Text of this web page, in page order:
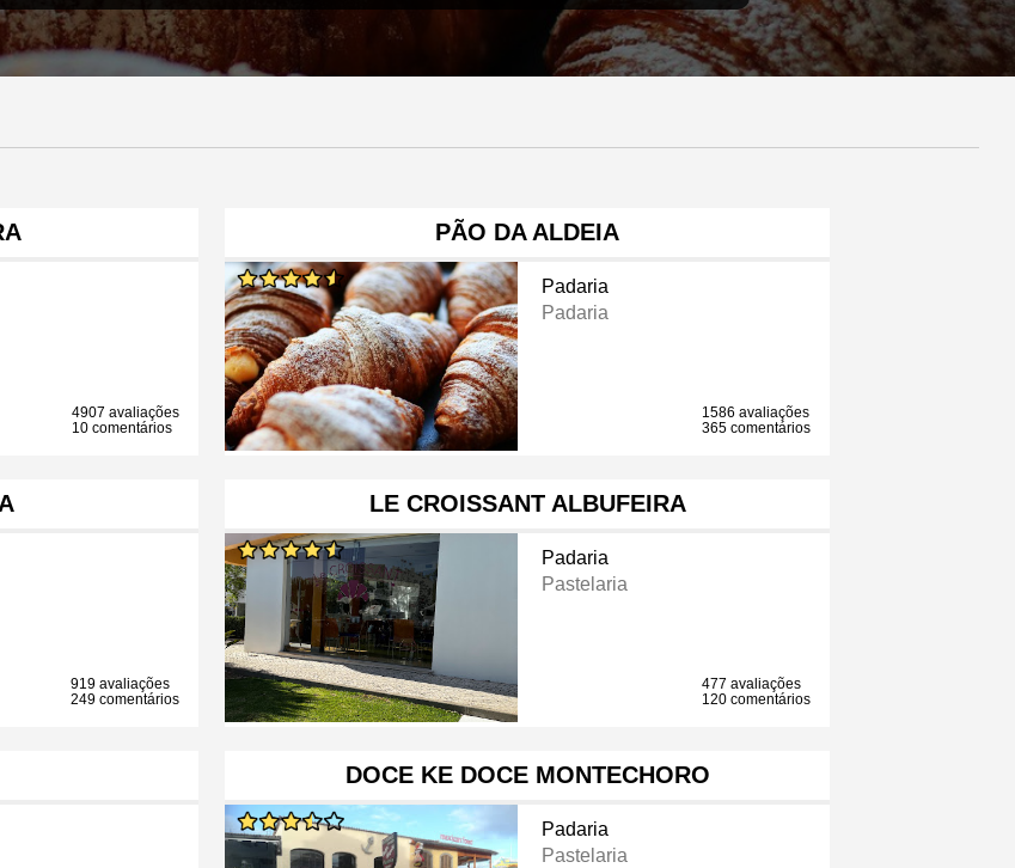
4907 avaliações
10 comentários
PÃO DA ALDEIA
Padaria
Padaria
1586 avaliações
365 comentários
919 avaliações
249 comentários
LE CROISSANT ALBUFEIRA
Padaria
Pastelaria
477 avaliações
120 comentários
DOCE KE DOCE MONTECHORO
Padaria
Pastelaria